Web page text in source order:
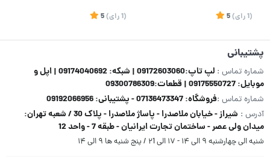
(1 رای)
5
(1 رای)
5
پشتیبانی
شماره تماس :
لپ تاپ:09172603060 | شبکه: 09174040692 | اپل و
موبایل: 09175550727 | قطعات:09300786309
شماره تماس :فروشگاه: 07136473347 - پشتیبانی: 09192066956
آدرس :
شیراز - خیابان ملاصدرا - پاساژ ملاصدرا - پلاک 30 / شعبه تهران:
میدان ولی عصر - ساختمان تجارت ایرانیان - طبقه 7 - واحد 12
شنبه الی چهارشنبه ۹ الی ۱۴ - ۱۷ الی ۲1 / پنج شنبه ها ۹ الی ۱۴